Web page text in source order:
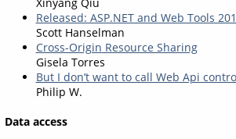
Released: ASP.NET and Web Tools
Scott Hanselman
Cross-Origin Resource Sharing
Gisela Torres
But I don’t want to call Web Api
Philip W.
Data access